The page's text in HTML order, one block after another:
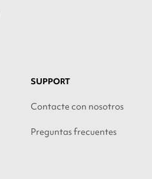
SUPPORT
Contacte con nosotros
Preguntas frecuentes